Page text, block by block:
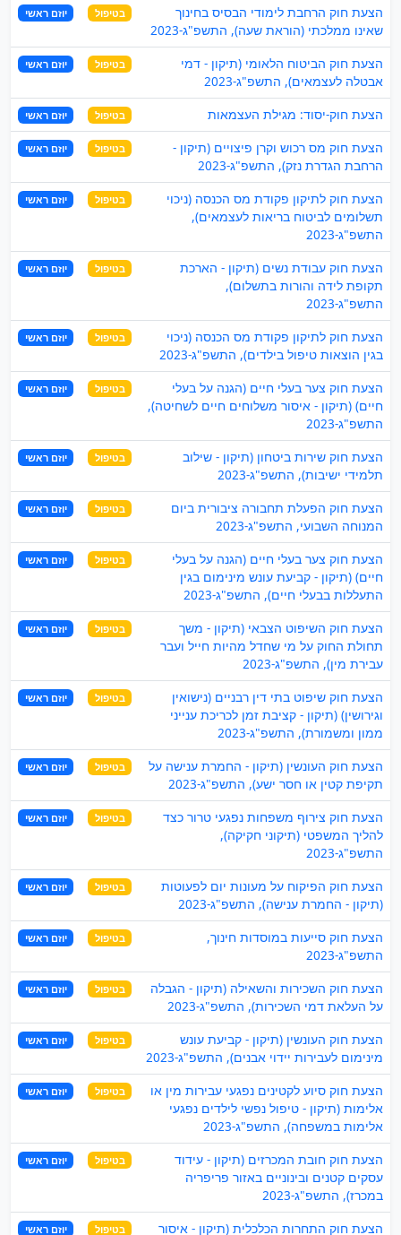
הצעת חוק הרחבת לימודי הבסיס בחינוך
שאינו ממלכתי (הוראת שעה), התשפ"ג-2023
בטיפול יוזם ראשי
הצעת חוק הביטוח הלאומי (תיקון - דמי
אבטלה לעצמאים), התשפ"ג-2023
בטיפול יוזם ראשי
הצעת חוק-יסוד: מגילת העצמאות בטיפול יוזם ראשי
הצעת חוק מס רכוש וקרן פיצויים (תיקון -
הרחבת הגדרת נזק), התשפ"ג-2023
בטיפול יוזם ראשי
הצעת חוק לתיקון פקודת מס הכנסה (ניכוי
תשלומים לביטוח בריאות לעצמאים),
התשפ"ג-2023
בטיפול יוזם ראשי
הצעת חוק עבודת נשים (תיקון - הארכת
תקופת לידה והורות בתשלום),
התשפ"ג-2023
בטיפול יוזם ראשי
הצעת חוק לתיקון פקודת מס הכנסה (ניכוי
בגין הוצאות טיפול בילדים), התשפ"ג-2023
בטיפול יוזם ראשי
הצעת חוק צער בעלי חיים (הגנה על בעלי
חיים) (תיקון - איסור משלוחים חיים לשחיטה),
התשפ"ג-2023
בטיפול יוזם ראשי
הצעת חוק שירות ביטחון (תיקון - שילוב
תלמידי ישיבות), התשפ"ג-2023
בטיפול יוזם ראשי
הצעת חוק הפעלת תחבורה ציבורית ביום
המנוחה השבועי, התשפ"ג-2023
בטיפול יוזם ראשי
הצעת חוק צער בעלי חיים (הגנה על בעלי
חיים) (תיקון - קביעת עונש מינימום בגין
התעללות בבעלי חיים), התשפ"ג-2023
בטיפול יוזם ראשי
הצעת חוק השיפוט הצבאי (תיקון - משך
תחולת החוק על מי שחדל מהיות חייל ועבר
עבירת מין), התשפ"ג-2023
בטיפול יוזם ראשי
הצעת חוק שיפוט בתי דין רבניים (נישואין
וגירושין) (תיקון - קציבת זמן לכריכת ענייני
ממון ומשמורת), התשפ"ג-2023
בטיפול יוזם ראשי
הצעת חוק העונשין (תיקון - החמרת ענישה על
תקיפת קטין או חסר ישע), התשפ"ג-2023
בטיפול יוזם ראשי
הצעת חוק צירוף משפחות נפגעי טרור כצד
להליך המשפטי (תיקוני חקיקה),
התשפ"ג-2023
בטיפול יוזם ראשי
הצעת חוק הפיקוח על מעונות יום לפעוטות
(תיקון - החמרת ענישה), התשפ"ג-2023
בטיפול יוזם ראשי
הצעת חוק סייעות במוסדות חינוך,
התשפ"ג-2023
בטיפול יוזם ראשי
הצעת חוק השכירות והשאילה (תיקון - הגבלה
על העלאת דמי השכירות), התשפ"ג-2023
בטיפול יוזם ראשי
הצעת חוק העונשין (תיקון - קביעת עונש
מינימום לעבירות יידוי אבנים), התשפ"ג-2023
בטיפול יוזם ראשי
הצעת חוק סיוע לקטינים נפגעי עבירות מין או
אלימות (תיקון - טיפול נפשי לילדים נפגעי
אלימות במשפחה), התשפ"ג-2023
בטיפול יוזם ראשי
הצעת חוק חובת המכרזים (תיקון - עידוד
עסקים קטנים ובינוניים באזור פריפריה
במכרז), התשפ"ג-2023
בטיפול יוזם ראשי
הצעת חוק התחרות הכלכלית (תיקון - איסור בטיפול יוזם ראשי